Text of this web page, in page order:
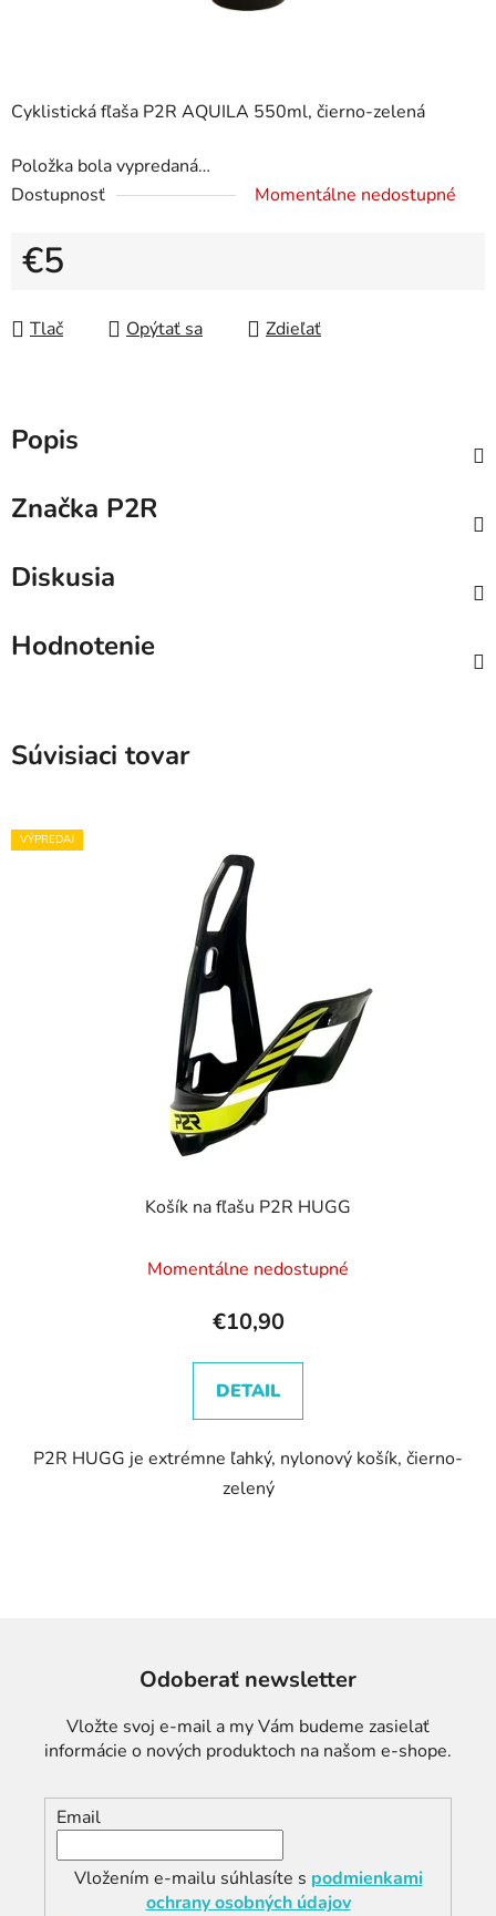
Cyklistická fľaša P2R AQUILA 550ml, čierno-zelená
Položka bola vypredaná…
Dostupnosť
Momentálne nedostupné
€5
Tlač
Opýtať sa Zdieľať
Popis
Značka P2R
Diskusia
Hodnotenie
Súvisiaci tovar
VÝPREDAJ
Košík na fľašu P2R HUGG
Momentálne nedostupné
€10,90
DETAIL
P2R HUGG je extrémne ľahký, nylonový košík, čierno-
zelený
Odoberať newsletter
Vložte svoj e-mail a my Vám budeme zasielať
informácie o nových produktoch na našom e-shope.
Email
Vložením e-mailu súhlasíte s podmienkami
ochrany osobných údajov